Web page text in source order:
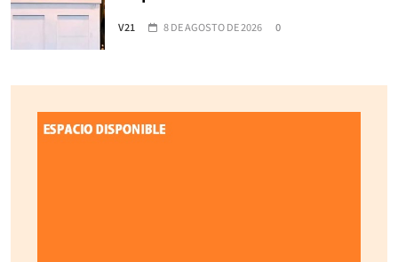
V21 8 DE AGOSTO DE 2026 0